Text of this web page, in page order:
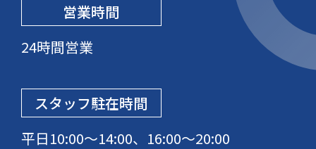
営業時間
24時間営業
スタッフ駐在時間
平日10:00〜14:00、16:00〜20:00